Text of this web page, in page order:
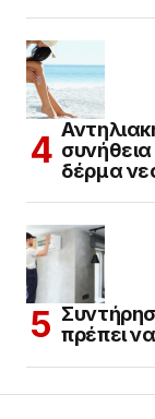
δέρμα
πρέπει